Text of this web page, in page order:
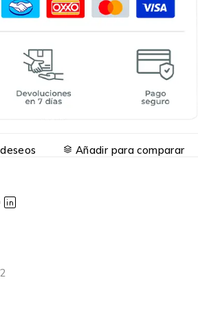
Añadir para comparar